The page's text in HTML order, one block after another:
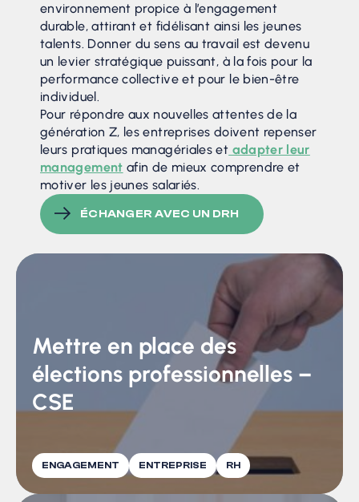
environnement propice à l’engagement
durable, attirant et fidélisant ainsi les jeunes
talents. Donner du sens au travail est devenu
un levier stratégique puissant, à la fois pour la
performance collective et pour le bien-être
individuel.
Pour répondre aux nouvelles attentes de la
génération Z, les entreprises doivent repenser
leurs pratiques managériales et adapter leur
management afin de mieux comprendre et
motiver les jeunes salariés.
ÉCHANGER AVEC UN DRH
Mettre en place des
élections professionnelles –
CSE
ENGAGEMENT ENTREPRISE RH